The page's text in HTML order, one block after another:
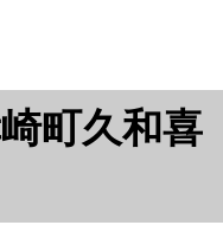
崎町久和